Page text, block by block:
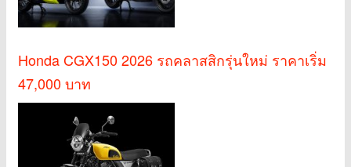
Honda CGX150 2026 รถคลาสสิกรุ่นใหม่ ราคาเริ่ม
47,000 บาท